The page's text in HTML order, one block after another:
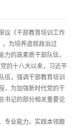
议《干部教育培训工作
为培养造就政治过
的高素质干部队伍，
的十八大以来，习近平
伍，强调干部教育培训
，为加强新时代党的干
书记的部分相关重要论
专业能力、实践本领跟